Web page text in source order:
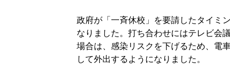
政府が「一斉休校」を要請したタイミ
なりました。打ち合わせにはテレビ会
場合は、感染リスクを下げるため、電
して外出するようになりました。